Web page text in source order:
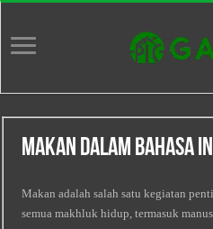
Makan dalam Bahasa
Makan adalah salah satu kegiatan
semua makhluk hidup, termasuk